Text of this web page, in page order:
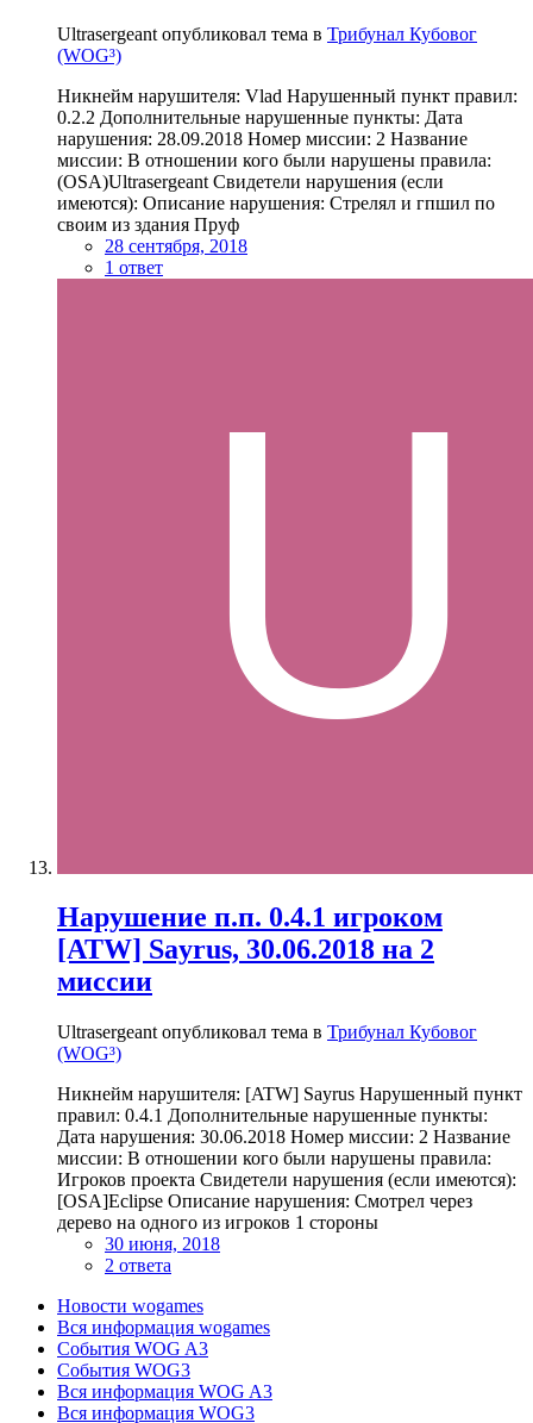
Ultrasergeant опубликовал тема в Трибунал Кубовог
(WOG³)
Никнейм нарушителя: Vlad Нарушенный пункт правил:
0.2.2 Дополнительные нарушенные пункты: Дата
нарушения: 28.09.2018 Номер миссии: 2 Название
миссии: В отношении кого были нарушены правила:
(OSA)Ultrasergeant Свидетели нарушения (если
имеются): Описание нарушения: Стрелял и гпшил по
своим из здания Пруф
28 сентября, 2018
1 ответ
Нарушение п.п. 0.4.1 игроком
[ATW] Sayrus, 30.06.2018 на 2
миссии
Ultrasergeant опубликовал тема в Трибунал Кубовог
(WOG³)
Никнейм нарушителя: [ATW] Sayrus Нарушенный пункт
правил: 0.4.1 Дополнительные нарушенные пункты:
Дата нарушения: 30.06.2018 Номер миссии: 2 Название
миссии: В отношении кого были нарушены правила:
Игроков проекта Свидетели нарушения (если имеются):
[OSA]Eclipse Описание нарушения: Смотрел через
дерево на одного из игроков 1 стороны
30 июня, 2018
2 ответа
Новости wogames
Вся информация wogames
События WOG A3
События WOG3
Вся информация WOG A3
Вся информация WOG3